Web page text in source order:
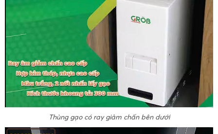
Thùng gạo có ray giảm chấn bên dưới